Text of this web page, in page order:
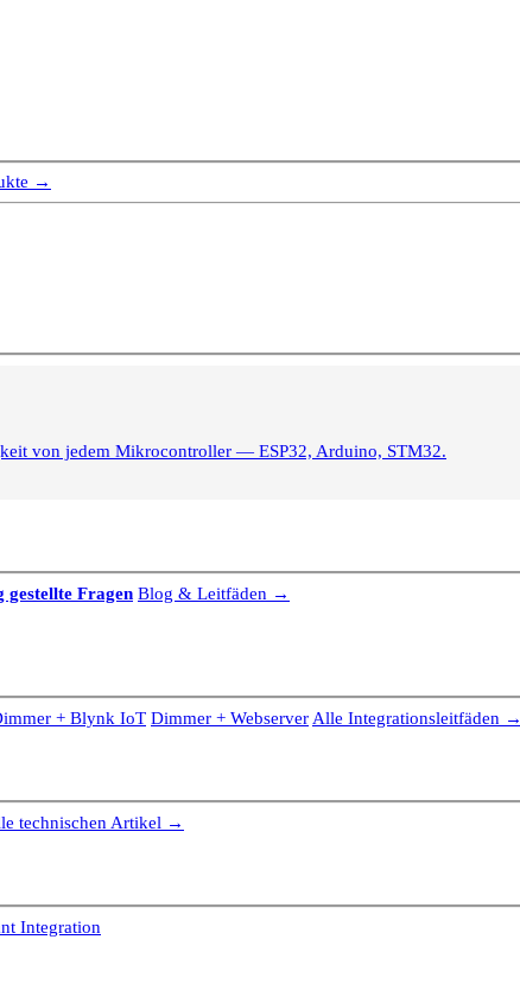
→
von jedem Mikrocontroller — ESP32, Arduino, STM32.
gestellte Fragen Blog & Leitfäden →
+ Blynk IoT Dimmer + Webserver Alle Integrationsleitfäden →
technischen Artikel →
Integration